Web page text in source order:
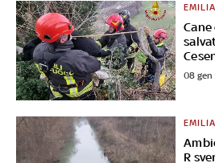
08 gen
R